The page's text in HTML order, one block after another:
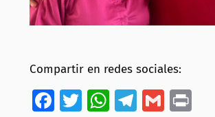
Compartir en redes sociales:
Facebook
Twitter
WhatsApp
Telegram
Gmail